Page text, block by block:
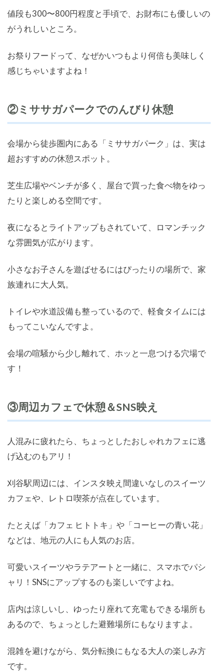
値段も300〜800円程度と手頃で、お財布にも優しいの
がうれしいところ。
お祭りフードって、なぜかいつもより何倍も美味しく
感じちゃいますよね！
②ミササガパークでのんびり休憩
会場から徒歩圏内にある「ミササガパーク」は、実は
超おすすめの休憩スポット。
芝生広場やベンチが多く、屋台で買った食べ物をゆっ
たりと楽しめる空間です。
夜になるとライトアップもされていて、ロマンチック
な雰囲気が広がります。
小さなお子さんを遊ばせるにはぴったりの場所で、家
族連れに大人気。
トイレや水道設備も整っているので、軽食タイムには
もってこいなんですよ。
会場の喧騒から少し離れて、ホッと一息つける穴場で
す！
③周辺カフェで休憩＆SNS映え
人混みに疲れたら、ちょっとしたおしゃれカフェに逃
げ込むのもアリ！
刈谷駅周辺には、インスタ映え間違いなしのスイーツ
カフェや、レトロ喫茶が点在しています。
たとえば「カフェ ヒトトキ」や「コーヒーの青い花」
などは、地元の人にも人気のお店。
可愛いスイーツやラテアートと一緒に、スマホでパシ
ャリ！SNSにアップするのも楽しいですよね。
店内は涼しいし、ゆったり座れて充電もできる場所も
あるので、ちょっとした避難場所にもなりますよ。
混雑を避けながら、気分転換にもなる大人の楽しみ方
です。